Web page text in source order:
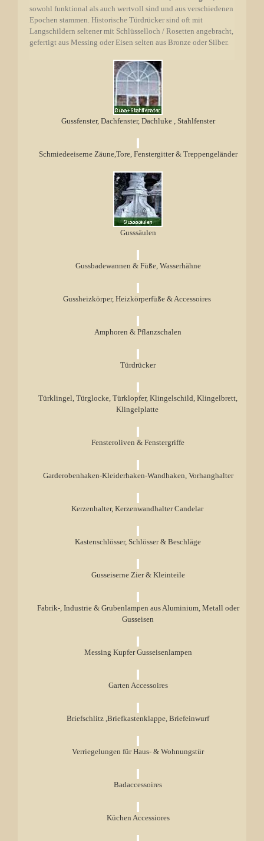
sowohl funktional als auch wertvoll sind und aus verschiedenen
Epochen stammen. Historische Türdrücker sind oft mit
Langschildern seltener mit Schlüsselloch / Rosetten angebracht,
gefertigt aus Messing oder Eisen selten aus Bronze oder Silber.
Gussfenster, Dachfenster, Dachluke , Stahlfenster
Schmiedeeiserne Zäune,Tore, Fenstergitter & Treppengeländer
Gusssäulen
Gussbadewannen & Füße, Wasserhähne
Gussheizkörper, Heizkörperfüße & Accessoires
Amphoren & Pflanzschalen
Türdrücker
Türklingel, Türglocke, Türklopfer, Klingelschild, Klingelbrett,
Klingelplatte
Fensteroliven & Fenstergriffe
Garderobenhaken-Kleiderhaken-Wandhaken, Vorhanghalter
Kerzenhalter, Kerzenwandhalter Candelar
Kastenschlösser, Schlösser & Beschläge
Gusseiserne Zier & Kleinteile
Fabrik-, Industrie & Grubenlampen aus Aluminium, Metall oder
Gusseisen
Messing Kupfer Gusseisenlampen
Garten Accessoires
Briefschlitz ,Briefkastenklappe, Briefeinwurf
Verriegelungen für Haus- & Wohnungstür
Badaccessoires
Küchen Accessiores